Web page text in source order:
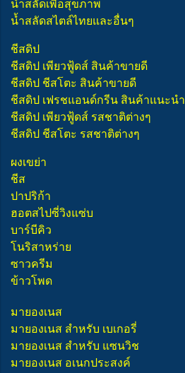
น้ำสลัดเพื่อสุขภาพ
น้ำสลัดสไตล์ไทยและอื่นๆ
ชีสดิป
ชีสดิป เพียวฟู้ดส์ สินค้าขายดี
ชีสดิป ชีสโตะ สินค้าขายดี
ชีสดิป เฟรชแอนด์กรีน สินค้าแนะนำ
ชีสดิป เพียวฟู้ดส์ รสชาติต่างๆ
ชีสดิป ชีสโตะ รสชาติต่างๆ
ผงเขย่า
ชีส
ปาปริก้า
ฮอตสไปซี่วิงแซ่บ
บาร์บีคิว
โนริสาหร่าย
ซาวครีม
ข้าวโพด
มายองเนส
มายองเนส สำหรับ เบเกอรี่
มายองเนส สำหรับ แซนวิช
มายองเนส อเนกประสงค์